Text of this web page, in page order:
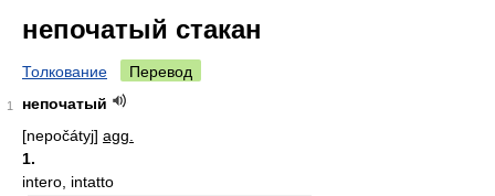
непочатый стакан
Толкование Перевод
1
непочатый
[nepočátyj] agg.
1.
intero, intatto